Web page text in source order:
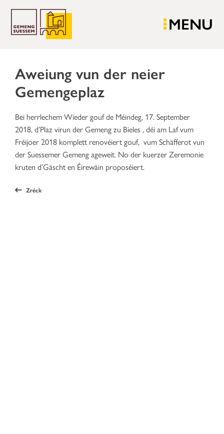
MENU
Aweiung vun der neier
Gemengeplaz
Bei herrlechem Wieder gouf de Méindeg, 17. September
2018, d’Plaz virun der Gemeng zu Bieles , déi am Laf vum
Fréijoer 2018 komplett renovéiert gouf, vum Schäfferot vun
der Suessemer Gemeng ageweit. No der kuerzer Zeremonie
kruten d’Gäscht en Éirewäin proposéiert.
Zréck